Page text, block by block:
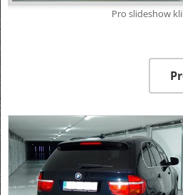
Pro slideshow